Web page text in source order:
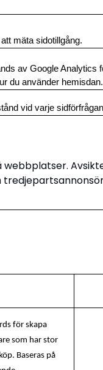
mäta sidotillgång.
av Google Analytics
du använder hemisdan.
vid varje
för skapa
som har stor
Baseras på